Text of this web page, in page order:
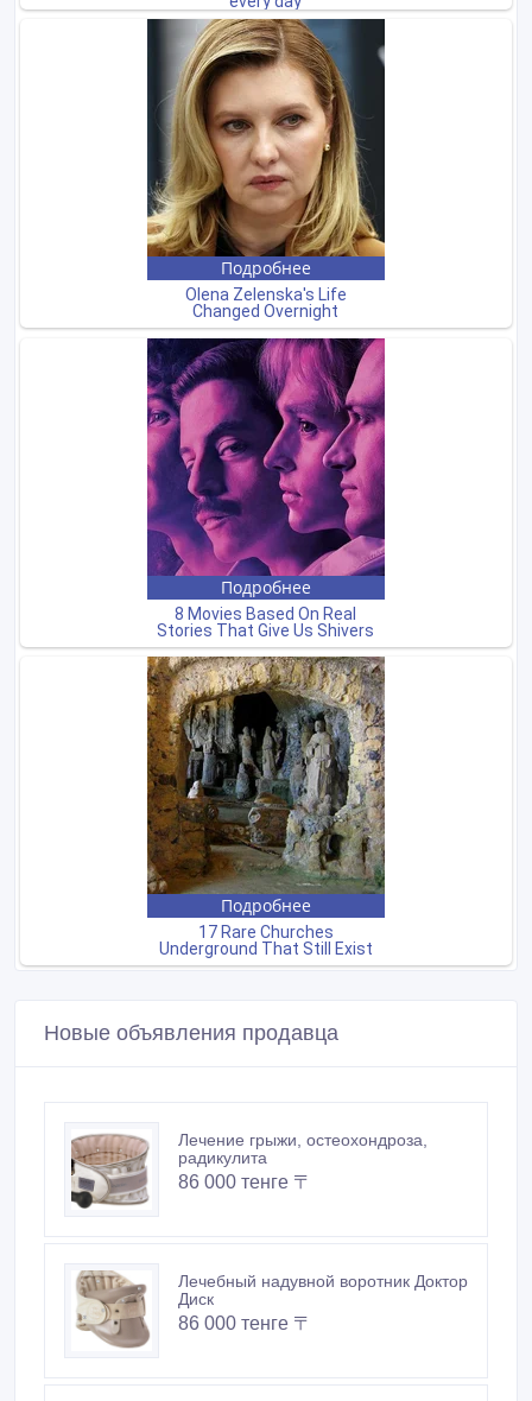
Новые объявления продавца
Лечение грыжи, остеохондроза,
радикулита
86 000 тенге 〒
Лечебный надувной воротник Доктор
Диск
86 000 тенге 〒